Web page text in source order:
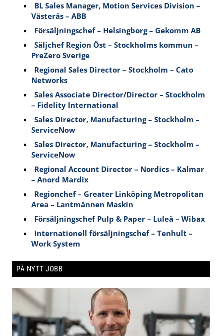
BL Sales Manager, Motion Services Division –
Västerås – ABB
Försäljningschef – Helsingborg – Gekomm AB
Säljchef Region Öst – Stockholms kommun –
PreZero Sverige
Regional Sales Director – Stockholm – Cato
Networks
Sales Associate Director/Director – Stockholm
– Fidelity International
Sales Director, Manufacturing – Stockholm –
ServiceNow
Sales Director, Manufacturing – Stockholm –
ServiceNow
Regional Account Director – Nordics – Kalmar
– Anord Mardix
Regionchef – Greater Linköping Metropolitan
Area – Lantmännen Maskin
Försäljningschef Pulp & Paper – Luleå – Wibax
Internationell försäljningschef – Tenhult –
Work System
PÅ NYTT JOBB